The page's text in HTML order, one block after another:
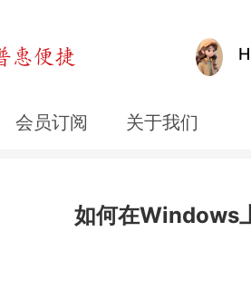
会员订阅 关于我们
如何在Windows